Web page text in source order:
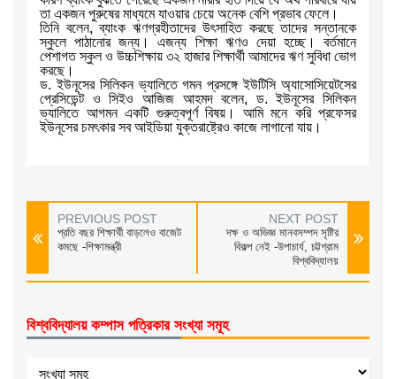
তা একজন পুরুষের মাধ্যমে যাওয়ার চেয়ে অনেক বেশি প্রভাব ফেলে।
তিনি বলেন, ব্যাংক ঋণগ্রহীতাদের উৎসাহিত করছে তাদের সন্তানকে
স্কুলে পাঠানোর জন্য। এজন্য শিক্ষা ঋণও দেয়া হচ্ছে। বর্তমানে
পেশাগত স্কুল ও উচ্চশিক্ষায় ৩২ হাজার শিক্ষার্থী আমাদের ঋণ সুবিধা ভোগ
করছে।
ড. ইউনূসের সিলিকন ভ্যালিতে গমন প্রসঙ্গে ইউটিসি অ্যাসোসিয়েটসের
প্রেসিডেন্ট ও সিইও আজিজ আহমদ বলেন, ড. ইউনূসের সিলিকন
ভ্যালিতে আগমন একটি গুরুত্বপূর্ণ বিষয়। আমি মনে করি প্রফেসর
ইউনূসের চমৎকার সব আইডিয়া যুক্তরাষ্ট্রেও কাজে লাগানো যায়।
PREVIOUS POST
প্রতি বছর শিক্ষার্থী বাড়লেও বাজেট
কমছে -শিক্ষামন্ত্রী
NEXT POST
দক্ষ ও অভিজ্ঞ মানবসম্পদ সৃষ্টির
বিকল্প নেই -উপাচার্য, চট্টগ্রাম
বিশ্ববিদ্যালয়
বিশ্ববিদ্যালয় কম্পাস পত্রিকার সংখ্যা সমূহ